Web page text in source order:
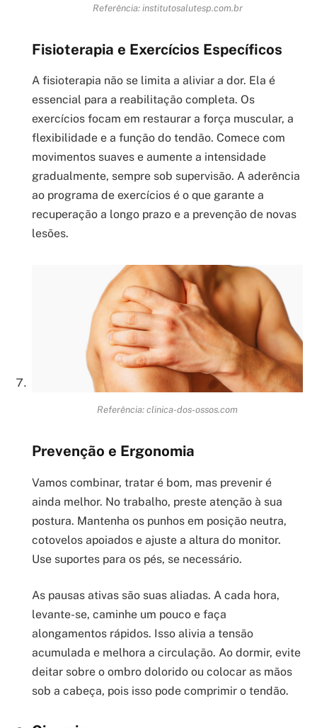
Referência: institutosalutesp.com.br
Fisioterapia e Exercícios Específicos
A fisioterapia não se limita a aliviar a dor. Ela é
essencial para a reabilitação completa. Os
exercícios focam em restaurar a força muscular, a
flexibilidade e a função do tendão. Comece com
movimentos suaves e aumente a intensidade
gradualmente, sempre sob supervisão. A aderência
ao programa de exercícios é o que garante a
recuperação a longo prazo e a prevenção de novas
lesões.
Referência: clinica-dos-ossos.com
Prevenção e Ergonomia
Vamos combinar, tratar é bom, mas prevenir é
ainda melhor. No trabalho, preste atenção à sua
postura. Mantenha os punhos em posição neutra,
cotovelos apoiados e ajuste a altura do monitor.
Use suportes para os pés, se necessário.
As pausas ativas são suas aliadas. A cada hora,
levante-se, caminhe um pouco e faça
alongamentos rápidos. Isso alivia a tensão
acumulada e melhora a circulação. Ao dormir, evite
deitar sobre o ombro dolorido ou colocar as mãos
sob a cabeça, pois isso pode comprimir o tendão.